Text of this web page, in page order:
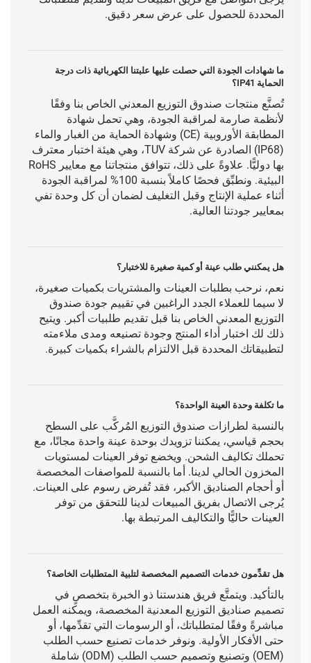
المحددة للحصول على عرض سعر دقيق.
ما شهادات الجودة التي حصلت عليها علبتنا الكهربائية ذات درجة
الحماية IP41؟
تُصنَّع منتجات صندوق التوزيع المعدني الخاص بنا وفقًا
لأنظمة صارمة لمراقبة الجودة، وهي تحمل شهادة
المطابقة الأوروبية (CE) وشهادة الحماية من الغبار والماء
(IP68) الصادرة عن شركة TUV، وهي هيئة اختبار معترف
بها دوليًّا. علاوةً على ذلك، تتوافق منتجاتنا مع معايير RoHS
البيئية. ونطبِّق فحصًا كاملاً بنسبة 100% لمراقبة الجودة
أثناء عملية الإنتاج وقبل التغليف لضمان أن كل وحدة تفي
بمعايير جودتنا العالية.
هل يمكنني طلب عينة أو كمية صغيرة للاختبار؟
نعم، نرحب بطلبات العينات والمشتريات بكميات صغيرة،
لا سيما للعملاء الجدد الراغبين في تقييم جودة صندوق
التوزيع المعدني الخاص بنا قبل تقديم طلبيات أكبر. ويتيح
ذلك لك اختبار أداء المنتج وجودة تصنيعه ومدى ملاءمته
لتطبيقاتك المحددة قبل الالتزام بالشراء بكميات كبيرة.
ما تكلفة وحدة العينة الواحدة؟
بالنسبة لطرازات صندوق التوزيع المُركَّب على السطح
بحجم قياسي، يمكننا تزويدك بوحدة عينة واحدة مجانًا، مع
تحملك تكاليف الشحن. ويخضع توفر العينات لمستويات
المخزون الحالي لدينا. أما بالنسبة للمواصفات المخصصة
أو أحجام الصناديق الأكبر، فقد تُفرض رسوم على العينات.
يُرجى الاتصال بفريق المبيعات لدينا للتحقق من توفر
العينات حاليًّا والتكاليف المرتبطة بها.
هل تقدِّمون خدمات التصميم المخصصة لتلبية المتطلبات الخاصة؟
بالتأكيد. ويتمتَّع فريق هندستنا ذو الخبرة بتخصصٍ في
تصميم صناديق التوزيع المعدنية المخصصة، ويمكنه العمل
مباشرةً وفقًا لمتطلباتك، أو الرسومات التي تقدِّمها، أو
حتى الأفكار الأولية. ونوفر خدمات تصنيع حسب الطلب
(OEM) وتصنيع وتصميم حسب الطلب (ODM) شاملة